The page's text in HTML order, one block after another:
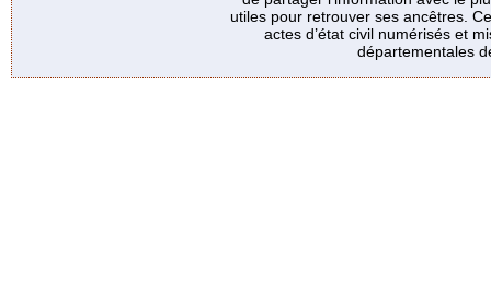
utiles pour retrouver ses ancêtres.
actes d’état civil numérisés et
départementales